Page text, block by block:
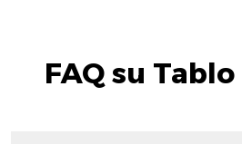
FAQ su